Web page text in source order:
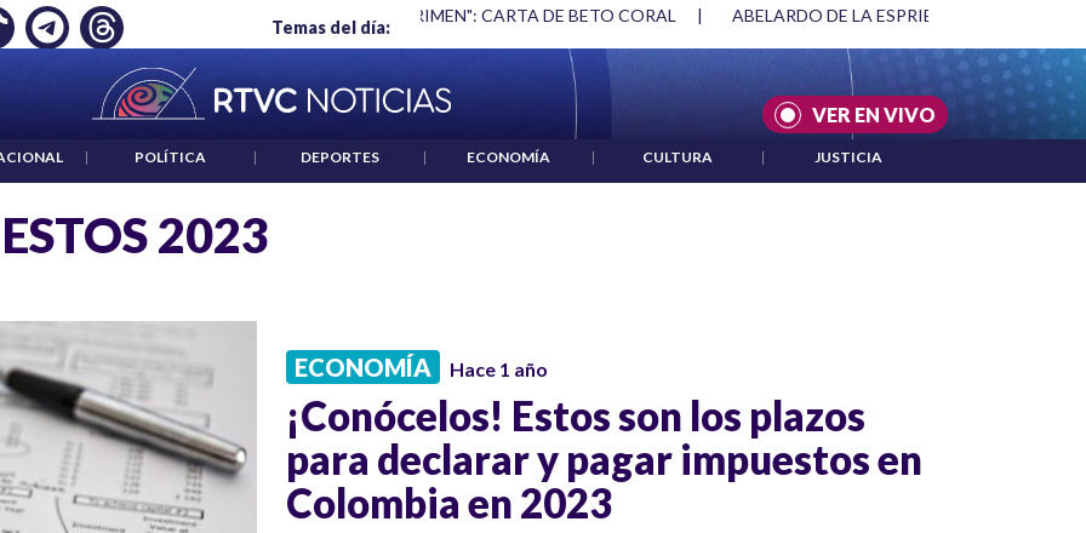
Temas del día:
EMPLEO: JP MORGAN "HABLAR NO ES UN CRIMEN": CARTA DE BETO CORAL | ABELARDO DE LA ESPRIELLA Y DMG
VER EN VIVO
| POLÍTICA | DEPORTES | ECONOMÍA | CULTURA | JUSTICIA
2023
ECONOMÍA Hace 1 año
¡Conócelos! Estos son los plazos
para declarar y pagar impuestos en
Colombia en 2023